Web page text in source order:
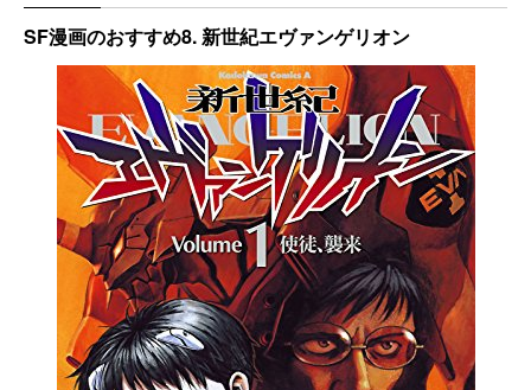
SF漫画のおすすめ8. 新世紀エヴァンゲリオン